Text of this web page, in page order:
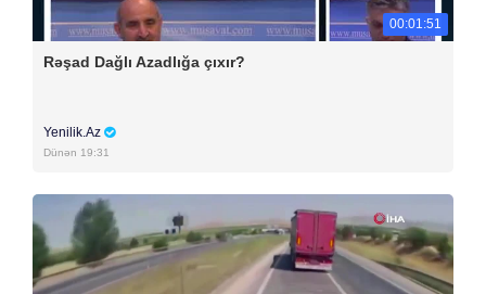
00:01:51
Rəşad Dağlı Azadlığa çıxır?
Yenilik.Az
Dünən 19:31